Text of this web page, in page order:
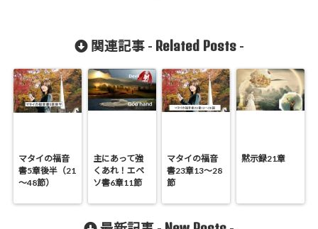
関連記事 - Related Posts-
マタイの福音
書5章後半（21
～48節）
主にあって強
くあれ！エペ
ソ書6章11節
マタイの福音
書23章13～28
節
黙示録21章